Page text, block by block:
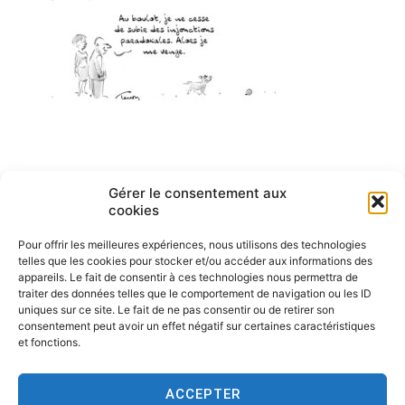
Gérer le consentement aux
cookies
Pour offrir les meilleures expériences, nous utilisons des technologies
telles que les cookies pour stocker et/ou accéder aux informations des
appareils. Le fait de consentir à ces technologies nous permettra de
traiter des données telles que le comportement de navigation ou les ID
uniques sur ce site. Le fait de ne pas consentir ou de retirer son
consentement peut avoir un effet négatif sur certaines caractéristiques
et fonctions.
ACCEPTER
Navigation
de
l’article
ARTICLE PRÉCÉDENT
Injonctions paradoxales